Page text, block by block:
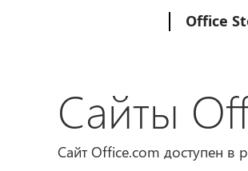
Office
Сайты
Сайт Office.com доступен в